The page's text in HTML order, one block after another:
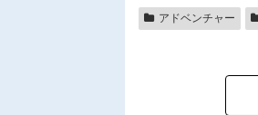
アドベンチャー